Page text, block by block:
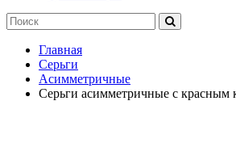
Главная
Серьги
Асимметричные
Серьги асимметричные с красным